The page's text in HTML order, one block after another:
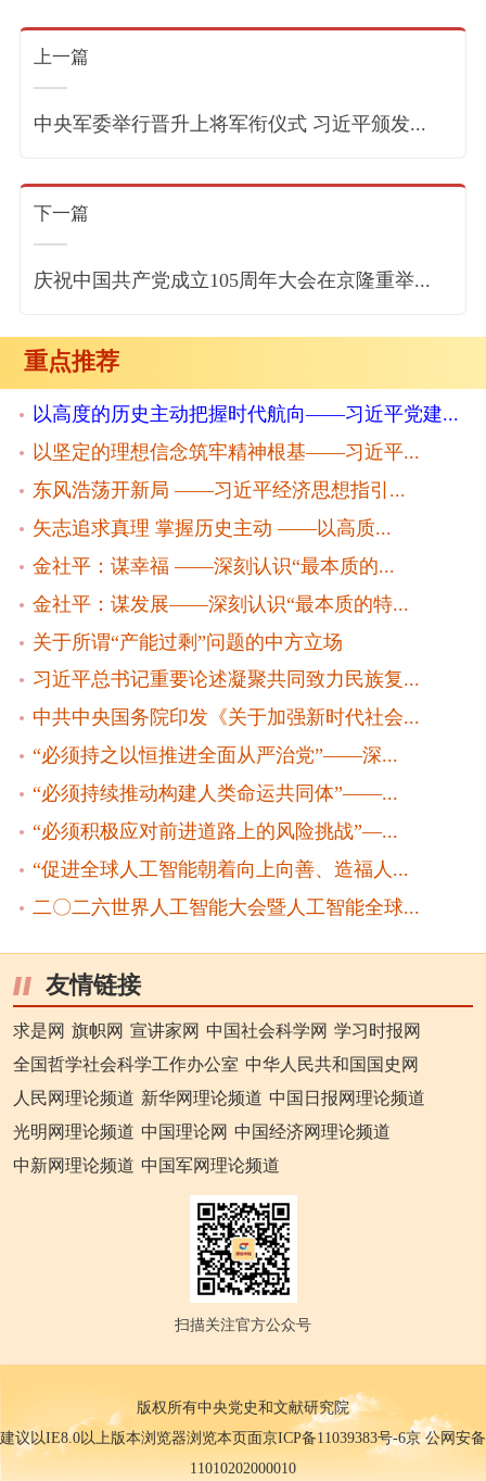
上一篇
中央军委举行晋升上将军衔仪式 习近平颁发...
下一篇
庆祝中国共产党成立105周年大会在京隆重举...
重点推荐
以高度的历史主动把握时代航向——习近平党建...
以坚定的理想信念筑牢精神根基——习近平...
东风浩荡开新局 ——习近平经济思想指引...
矢志追求真理 掌握历史主动 ——以高质...
金社平：谋幸福 ——深刻认识“最本质的...
金社平：谋发展——深刻认识“最本质的特...
关于所谓“产能过剩”问题的中方立场
习近平总书记重要论述凝聚共同致力民族复...
中共中央国务院印发《关于加强新时代社会...
“必须持之以恒推进全面从严治党”——深...
“必须持续推动构建人类命运共同体”——...
“必须积极应对前进道路上的风险挑战”—...
“促进全球人工智能朝着向上向善、造福人...
二〇二六世界人工智能大会暨人工智能全球...
友情链接
求是网 旗帜网 宣讲家网 中国社会科学网 学习时报网
全国哲学社会科学工作办公室 中华人民共和国国史网
人民网理论频道 新华网理论频道 中国日报网理论频道
光明网理论频道 中国理论网 中国经济网理论频道
中新网理论频道 中国军网理论频道
扫描关注官方公众号
版权所有中央党史和文献研究院
建议以IE8.0以上版本浏览器浏览本页面京ICP备11039383号-6京 公网安备
11010202000010